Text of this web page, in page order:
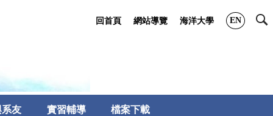
友 實習輔導 檔案下載
回首頁 網站導覽 海洋大學 EN